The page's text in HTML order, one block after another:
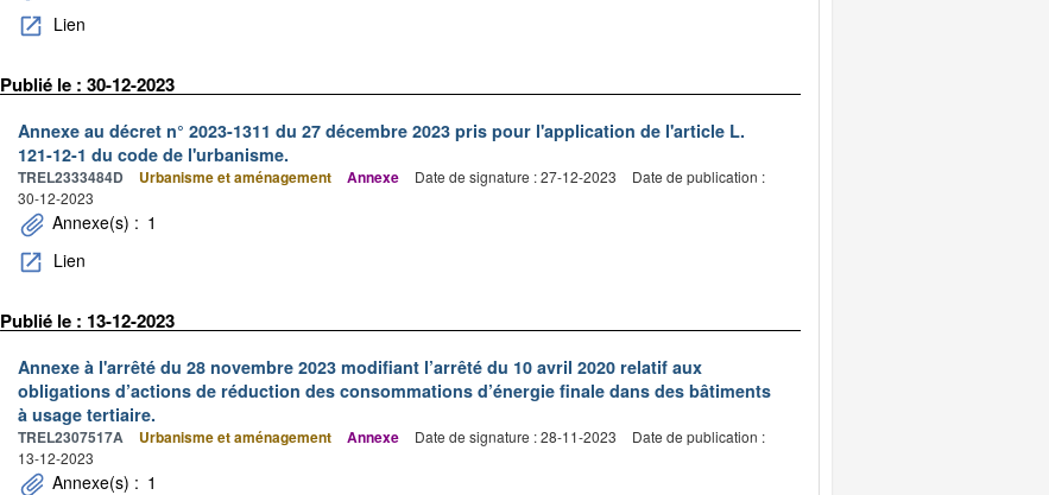
Lien
Publié le : 30-12-2023
Annexe au décret n° 2023-1311 du 27 décembre 2023 pris pour l'application de l'article L.
121-12-1 du code de l'urbanisme.
TREL2333484D Urbanisme et aménagement Annexe Date de signature : 27-12-2023
Date de publication :
30-12-2023
Annexe(s) : 1
Lien
Publié le : 13-12-2023
Annexe à l'arrêté du 28 novembre 2023 modifiant l’arrêté du 10 avril 2020 relatif aux
obligations d’actions de réduction des consommations d’énergie finale dans des bâtiments
à usage tertiaire.
TREL2307517A Urbanisme et aménagement Annexe Date de signature : 28-11-2023
Date de publication :
13-12-2023
Annexe(s) : 1